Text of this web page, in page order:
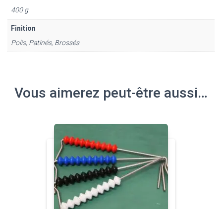
400 g
Finition
Polis, Patinés, Brossés
Vous aimerez peut-être aussi…